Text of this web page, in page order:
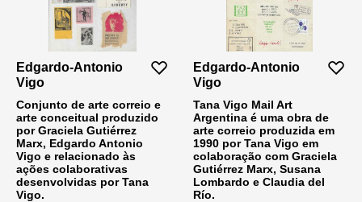
Edgardo-Antonio
Vigo
Conjunto de arte correio e
arte conceitual produzido
por Graciela Gutiérrez
Marx, Edgardo Antonio
Vigo e relacionado às
ações colaborativas
desenvolvidas por Tana
Vigo.
Edgardo-Antonio
Vigo
Tana Vigo Mail Art
Argentina é uma obra de
arte correio produzida em
1990 por Tana Vigo em
colaboração com Graciela
Gutiérrez Marx, Susana
Lombardo e Claudia del
Río.